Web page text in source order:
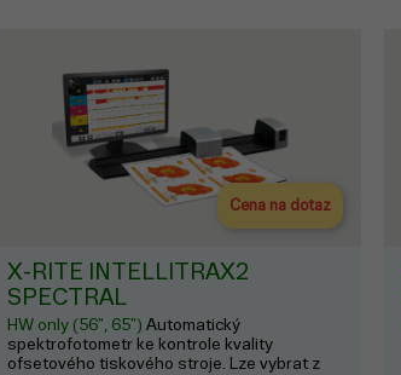
Cena na dotaz
X-RITE INTELLITRAX2
SPECTRAL
HW only (56", 65") Automatický
spektrofotometr ke kontrole kvality
ofsetového tiskového stroje. Lze vybrat z